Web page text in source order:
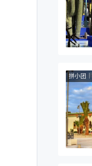
拼小团